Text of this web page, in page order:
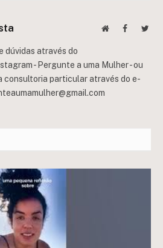
WebsiteFacebook
dúvidas através do
- Pergunte a uma Mulher - ou
consultoria particular através do e-